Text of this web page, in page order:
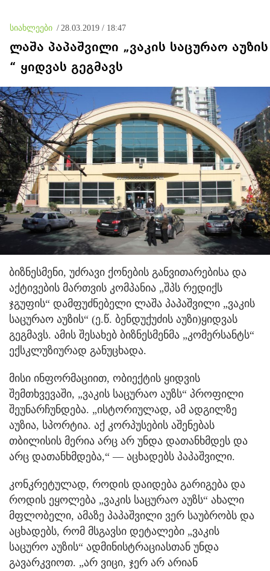
სიახლეები / 28.03.2019 / 18:47
ლაშა პაპაშვილი „ვაკის საცურაო აუზის
“ ყიდვას გეგმავს
ბიზნესმენი, უძრავი ქონების განვითარებისა და
აქტივების მართვის კომპანია „შპს რედიქს
ჯგუფის“ დამფუძნებელი ლაშა პაპაშვილი „ვაკის
საცურაო აუზის“ (ე.წ. ბენდუქუძის აუზი)ყიდვას
გეგმავს. ამის შესახებ ბიზნესმენმა „კომერსანტს“
ექსკლუზიურად განუცხადა.
მისი ინფორმაციით, ობიექტის ყიდვის
შემთხვევაში, „ვაკის საცურაო აუზს“ პროფილი
შეუნარჩუნდება. „ისტორიულად, ამ ადგილზე
აუზია, სპორტია. აქ კორპუსების აშენებას
თბილისის მერია არც არ უნდა დათანხმდეს და
არც დათანხმდება,“ — აცხადებს პაპაშვილი.
კონკრეტულად, როდის დაიდება გარიგება და
როდის ეყოლება „ვაკის საცურაო აუზს“ ახალი
მფლობელი, ამაზე პაპაშვილი ვერ საუბრობს და
აცხადებს, რომ მსგავსი დეტალები „ვაკის
საცურო აუზის“ ადმინისტრაციასთან უნდა
გავარკვიოთ. „არ ვიცი, ჯერ არ არიან